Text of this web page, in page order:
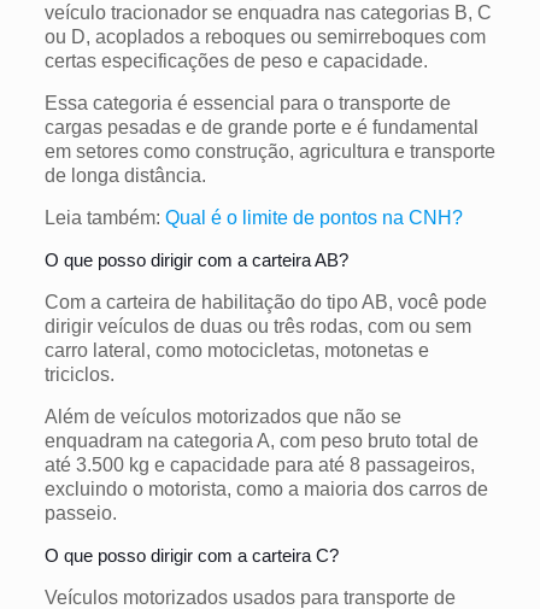
veículo tracionador se enquadra nas categorias B, C
ou D, acoplados a reboques ou semirreboques com
certas especificações de peso e capacidade.
Essa categoria é essencial para o transporte de
cargas pesadas e de grande porte e é fundamental
em setores como construção, agricultura e transporte
de longa distância.
Leia também: Qual é o limite de pontos na CNH?
O que posso dirigir com a carteira AB?
Com a carteira de habilitação do tipo AB, você pode
dirigir veículos de duas ou três rodas, com ou sem
carro lateral, como motocicletas, motonetas e
triciclos.
Além de veículos motorizados que não se
enquadram na categoria A, com peso bruto total de
até 3.500 kg e capacidade para até 8 passageiros,
excluindo o motorista, como a maioria dos carros de
passeio.
O que posso dirigir com a carteira C?
Veículos motorizados usados para transporte de